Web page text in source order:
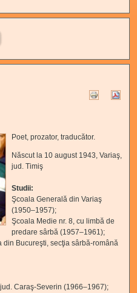
Poet, prozator, traducător.
Născut la 10 august 1943, Variaş,
jud. Timiş
Studii:
Şcoala Generală din Variaş
(1950–1957);
Şcoala Medie nr. 8, cu limbă de
predare sârbă (1957–1961);
din Bucureşti, secţia sârbă-română
Caraş-Severin (1966–1967);